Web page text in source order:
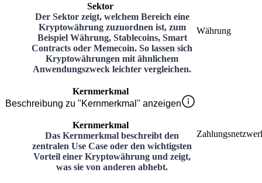
Sektor
Der Sektor zeigt, welchem Bereich eine
Kryptowährung zuzuordnen ist, zum
Beispiel Währung, Stablecoins, Smart
Contracts oder Memecoin. So lassen sich
Kryptowährungen mit ähnlichem
Anwendungszweck leichter vergleichen.
Währung
Kernmerkmal
Beschreibung zu "Kernmerkmal" anzeigen
Kernmerkmal
Das Kernmerkmal beschreibt den
zentralen Use Case oder den wichtigsten
Vorteil einer Kryptowährung und zeigt,
was sie von anderen abhebt.